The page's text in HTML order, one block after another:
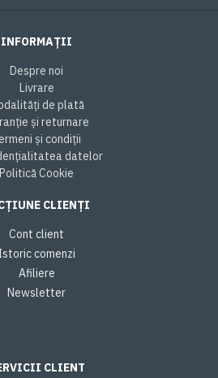
INFORMAȚII
Despre noi
Livrare
de plată
și returnare
și condiții
datelor
Politică Cookie
CLIENȚI
Cont client
comenzi
Afiliere
Newsletter
CLIENT